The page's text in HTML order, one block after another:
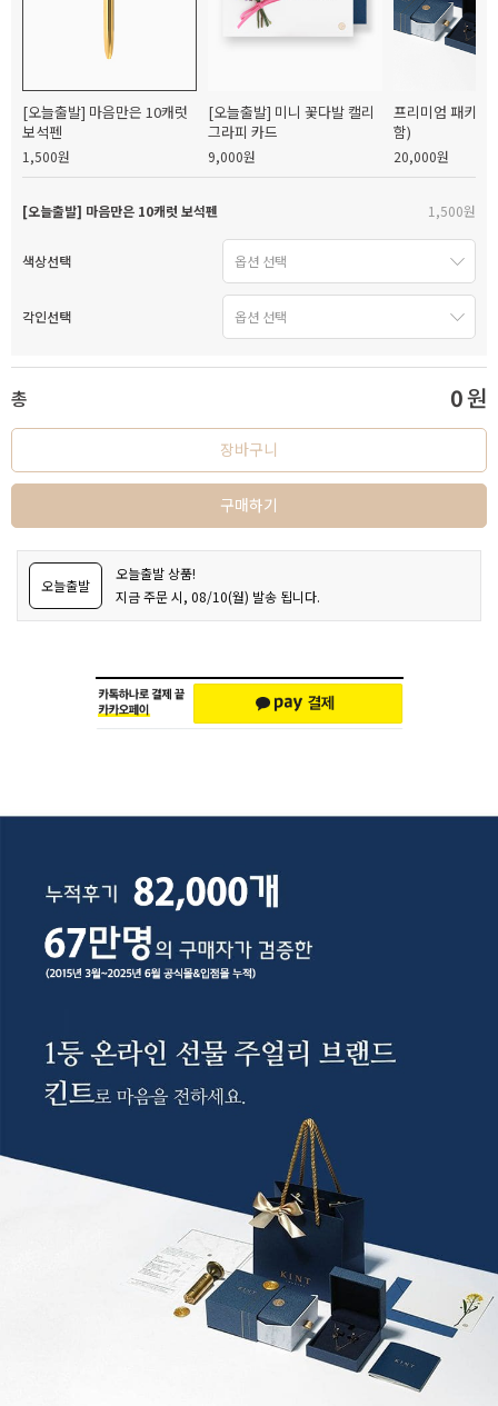
[오늘출발] 마음만은 10캐럿
보석펜
1,500원
[오늘출발] 미니 꽃다발 캘리
그라피 카드
9,000원
프리미엄 패키지
함)
20,000원
[오늘출발] 마음만은 10캐럿 보석펜 1,500원
색상선택
각인선택
총 0원
장바구니
구매하기
오늘출발
오늘출발 상품!
지금 주문 시, 08/10(월) 발송 됩니다.